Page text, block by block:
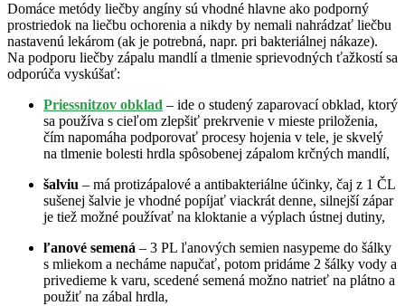
Domáce metódy liečby angíny sú vhodné hlavne ako podporný
prostriedok na liečbu ochorenia a nikdy by nemali nahrádzať liečbu
nastavenú lekárom (ak je potrebná, napr. pri bakteriálnej nákaze).
Na podporu liečby zápalu mandlí a tlmenie sprievodných ťažkostí sa
odporúča vyskúšať:
Priessnitzov obklad – ide o studený zaparovací obklad, ktorý
sa používa s cieľom zlepšiť prekrvenie v mieste priloženia,
čím napomáha podporovať procesy hojenia v tele, je skvelý
na tlmenie bolesti hrdla spôsobenej zápalom krčných mandlí,
šalviu – má protizápalové a antibakteriálne účinky, čaj z 1 ČL
sušenej šalvie je vhodné popíjať viackrát denne, silnejší zápar
je tiež možné používať na kloktanie a výplach ústnej dutiny,
ľanové semená – 3 PL ľanových semien nasypeme do šálky
s mliekom a necháme napučať, potom pridáme 2 šálky vody a
privedieme k varu, scedené semená možno natrieť na plátno a
použiť na zábal hrdla,